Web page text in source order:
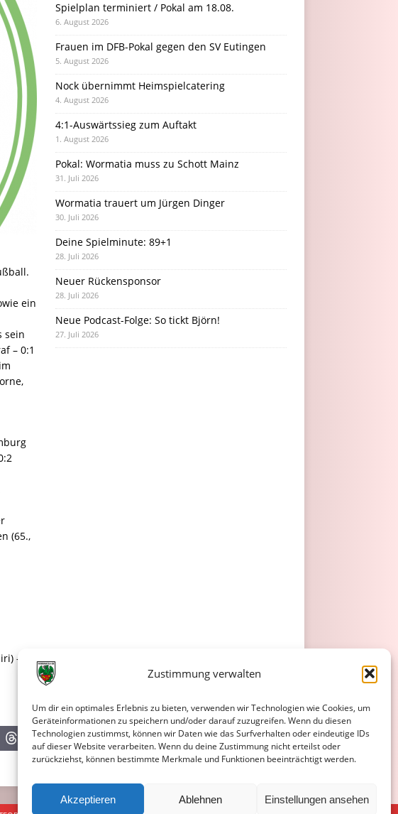
Zustimmung verwalten
Um dir ein optimales Erlebnis zu bieten, verwenden wir Technologien wie Cookies, um
Geräteinformationen zu speichern und/oder darauf zuzugreifen. Wenn du diesen
Technologien zustimmst, können wir Daten wie das Surfverhalten oder eindeutige IDs
auf dieser Website verarbeiten. Wenn du deine Zustimmung nicht erteilst oder
zurückziehst, können bestimmte Merkmale und Funktionen beeinträchtigt werden.
Akzeptieren Ablehnen Einstellungen ansehen
ein
sein
– 0:1
(65.,
–
Spielplan terminiert / Pokal am 18.08.
6. August 2026
Frauen im DFB-Pokal gegen den SV Eutingen
5. August 2026
Nock übernimmt Heimspielcatering
4. August 2026
4:1-Auswärtssieg zum Auftakt
1. August 2026
Pokal: Wormatia muss zu Schott Mainz
31. Juli 2026
Wormatia trauert um Jürgen Dinger
30. Juli 2026
Deine Spielminute: 89+1
28. Juli 2026
Neuer Rückensponsor
28. Juli 2026
Neue Podcast-Folge: So tickt Björn!
27. Juli 2026